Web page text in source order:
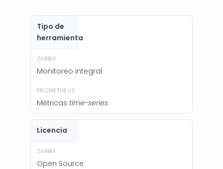
Tipo de
herramienta
Monitoreo integral
Métricas time-series
Licencia
Open Source